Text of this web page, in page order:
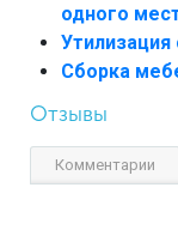
одного
Сборка
Отзывы
Комментарии